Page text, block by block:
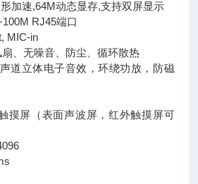
,64M动态显存,支持双屏显示
RJ45端口
in
无噪音、防尘、循环散热
道立体电子音效，环绕功放，防磁
（表面声波屏，红外触摸屏可